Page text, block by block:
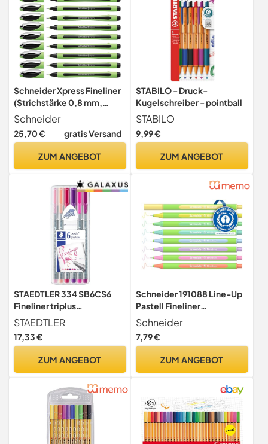
Schneider Xpress Fineliner
(Strichstärke 0,8 mm,
dokumentenecht) 10er
Packung schwarz
Schneider
25,70 € gratis Versand
ZUM ANGEBOT
STABILO - Druck-
Kugelschreiber - pointball
STABILO
9,99 €
ZUM ANGEBOT
STAEDTLER 334 SB6CS6
Fineliner triplus
(ergonomische
Dreikantform, hohe
Qualität, superfeine Spitze,
mit 6 brillanten Farben,
STAEDTLER
17,33 €
ZUM ANGEBOT
Schneider 191088 Line-Up
Pastell Fineliner
(Strichstärke 0,4 mm, aus
biobasiertem Kunststoff,
ausgezeichnet mit Der
sortiert
Schneider
7,79 €
ZUM ANGEBOT